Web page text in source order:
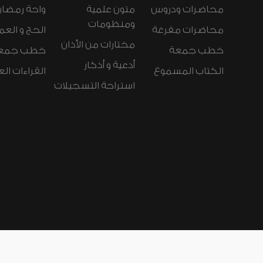
محاضرات ودروس
محاضرات مفرغة
خطب جمعة
الكتاب المسموع
متون علمية
ومنظومات
مختارات من الأذان
أدعية و أذكار
استراحة التسجيلات
واحة
الحج و
خطب
القراءات